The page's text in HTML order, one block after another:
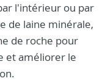
l'intérieur ou par
de laine minérale,
de roche pour
et améliorer le